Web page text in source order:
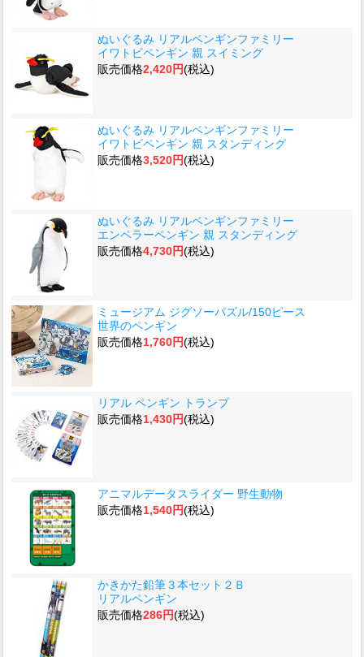
ぬいぐるみ リアルペンギンファミリー
イワトビペンギン 親 スイミング
販売価格2,420円(税込)
ぬいぐるみ リアルペンギンファミリー
イワトビペンギン 親 スタンディング
販売価格3,520円(税込)
ぬいぐるみ リアルペンギンファミリー
エンペラーペンギン 親 スタンディング
販売価格4,730円(税込)
ミュージアム ジグソーパズル/150ピース
世界のペンギン
販売価格1,760円(税込)
リアル ペンギン トランプ
販売価格1,430円(税込)
アニマルデータスライダー 野生動物
販売価格1,540円(税込)
かきかた鉛筆３本セット２Ｂ
リアルペンギン
販売価格286円(税込)